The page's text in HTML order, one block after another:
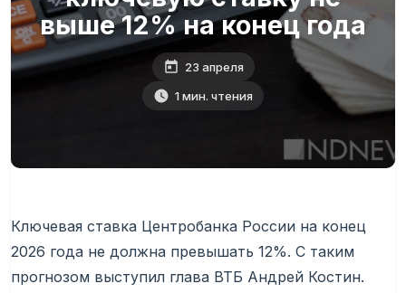
выше 12% на конец года
23 апреля
1 мин. чтения
Ключевая ставка Центробанка России на конец
2026 года не должна превышать 12%. С таким
прогнозом выступил глава ВТБ Андрей Костин.